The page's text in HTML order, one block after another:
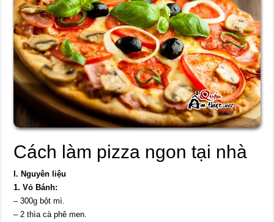
Cách làm pizza ngon tại nhà
I. Nguyên liệu
1. Vỏ Bánh:
– 300g bột mì.
– 2 thìa cà phê men.